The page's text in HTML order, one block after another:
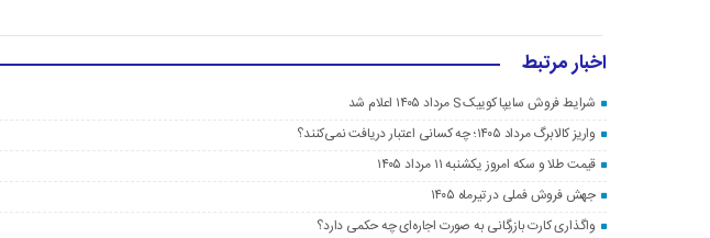
اخبار مرتبط
شرایط فروش سایپا کوییک S مرداد ۱۴۰۵ اعلام شد
واریز کالابرگ مرداد ۱۴۰۵؛ چه کسانی اعتبار دریافت نمی‌کنند؟
قیمت طلا و سکه امروز یکشنبه ۱۱ مرداد ۱۴۰۵
جهش فروش فملی در تیرماه ۱۴۰۵
واگذاری کارت بازرگانی به صورت اجاره‌ای چه حکمی دارد؟